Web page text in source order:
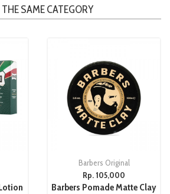
SAME CATEGORY
Barbers Original
Rp. 105,000
Barbers Pomade Matte Clay